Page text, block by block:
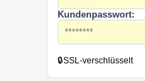
Kundenpasswort:
🔒SSL-verschlüsselt